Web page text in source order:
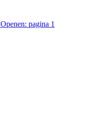
Openen: pagina 1